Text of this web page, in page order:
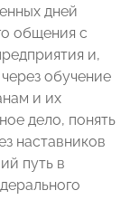
дней
общения с
и,
обучение
и их
дело, понять
наставников
путь в